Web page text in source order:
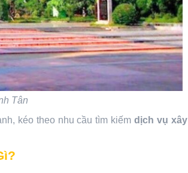
Tân
kéo theo nhu cầu tìm kiếmdịch vụ xây